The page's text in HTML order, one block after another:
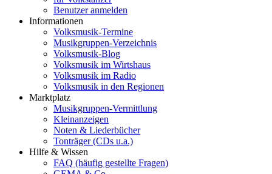
Benutzer anmelden
Informationen
Volksmusik-Termine
Musikgruppen-Verzeichnis
Volksmusik-Blog
Volksmusik im Wirtshaus
Volksmusik im Radio
Volksmusik in den Regionen
Marktplatz
Musikgruppen-Vermittlung
Kleinanzeigen
Noten & Liederbücher
Tonträger (CDs u.a.)
Hilfe & Wissen
FAQ (häufig gestellte Fragen)